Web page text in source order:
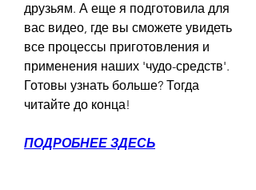
друзьям. А еще я подготовила для
вас видео, где вы сможете увидеть
все процессы приготовления и
применения наших 'чудо-средств'.
Готовы узнать больше? Тогда
читайте до конца!
ПОДРОБНЕЕ ЗДЕСЬ